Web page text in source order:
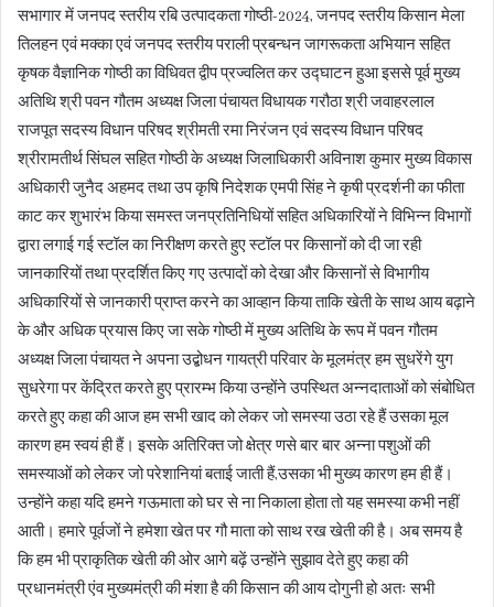
सभागार में जनपद स्तरीय रबि उत्पादकता गोष्ठी-2024, जनपद स्तरीय किसान मेला
तिलहन एवं मक्का एवं जनपद स्तरीय पराली प्रबन्धन जागरूकता अभियान सहित
कृषक वैज्ञानिक गोष्ठी का विधिवत द्वीप प्रज्वलित कर उद्घाटन हुआ इससे पूर्व मुख्य
अतिथि श्री पवन गौतम अध्यक्ष जिला पंचायत विधायक गरौठा श्री जवाहरलाल
राजपूत सदस्य विधान परिषद श्रीमती रमा निरंजन एवं सदस्य विधान परिषद
श्रीरामतीर्थ सिंघल सहित गोष्ठी के अध्यक्ष जिलाधिकारी अविनाश कुमार मुख्य विकास
अधिकारी जुनैद अहमद तथा उप कृषि निदेशक एमपी सिंह ने कृषी प्रदर्शनी का फीता
काट कर शुभारंभ किया समस्त जनप्रतिनिधियों सहित अधिकारियों ने विभिन्न विभागों
द्वारा लगाई गई स्टॉल का निरीक्षण करते हुए स्टॉल पर किसानों को दी जा रही
जानकारियों तथा प्रदर्शित किए गए उत्पादों को देखा और किसानों से विभागीय
अधिकारियों से जानकारी प्राप्त करने का आव्हान किया ताकि खेती के साथ आय बढ़ाने
के और अधिक प्रयास किए जा सके गोष्ठी में मुख्य अतिथि के रूप में पवन गौतम
अध्यक्ष जिला पंचायत ने अपना उद्बोधन गायत्री परिवार के मूलमंत्र हम सुधरेंगे युग
सुधरेगा पर केंद्रित करते हुए प्रारम्भ किया उन्होंने उपस्थित अन्नदाताओं को संबोधित
करते हुए कहा की आज हम सभी खाद को लेकर जो समस्या उठा रहे हैं उसका मूल
कारण हम स्वयं ही हैं। इसके अतिरिक्त जो क्षेत्र णसे बार बार अन्ना पशुओं की
समस्याओं को लेकर जो परेशानियां बताई जाती हैं,उसका भी मुख्य कारण हम ही हैं।
उन्होंने कहा यदि हमने गऊमाता को घर से ना निकाला होता तो यह समस्या कभी नहीं
आती। हमारे पूर्वजों ने हमेशा खेत पर गौ माता को साथ रख खेती की है। अब समय है
कि हम भी प्राकृतिक खेती की ओर आगे बढ़ें उन्होंने सुझाव देते हुए कहा की
प्रधानमंत्री एंव मुख्यमंत्री की मंशा है की किसान की आय दोगुनी हो अतः सभी